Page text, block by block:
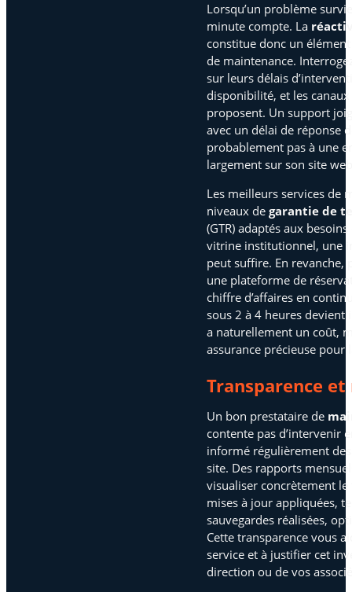
Lorsqu’un problème
minute compte. La
constitue donc un
de maintenance.
sur leurs délais
disponibilité, et les
proposent. Un support
avec un délai de réponse
probablement pas à une
largement sur son site
Les meilleurs services de
niveaux de garantie de
(GTR) adaptés aux
vitrine institutionnel, une
peut suffire. En
une plateforme de
chiffre d’affaires en
sous 2 à 4 heures devient
a naturellement un coût,
assurance précieuse
Transparence
Un bon prestataire de
contente pas d’intervenir
informé régulièrement
site. Des rapports
visualiser concrètement
mises à jour appliquées,
sauvegardes réalisées,
Cette transparence vous
service et à justifier cet
direction ou de vos